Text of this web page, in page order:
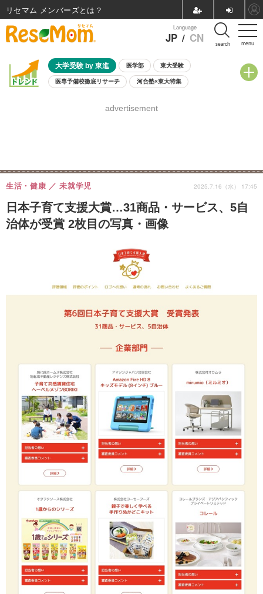
menu
Language
JP / CN search
大学受験 by 東進 医学部 東大受験
医専予備校徹底リサーチ 河合塾×東大特集
8月開催学校説明会・相談会
advertisement
日本子育て支援大賞…31商品・サービス、5自
治体が受賞 2枚目の写真・画像
生活・健康 未就学児 2025.7.16（水） 17:45
リセマム メンバーズ